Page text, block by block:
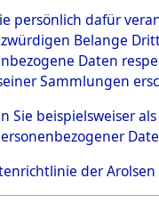
Land
Sowjetunion
11475
DOKUMENTE
persönlich dafür
Belange
Daten
Sammlungen
Sie beispielsweiser
der Arolsen